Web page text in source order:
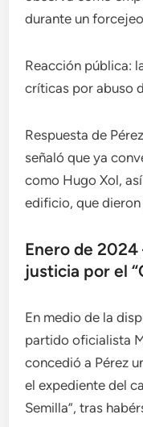
durante un
Reacción pública:
críticas por abuso
Respuesta de
señaló que ya
como Hugo Xol,
edificio, que
Enero de
justicia por el
En medio de la
partido oficialista
concedió a Pérez
el expediente del
Semilla”, tras